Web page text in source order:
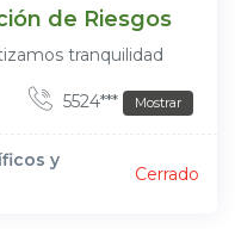
de Riesgos
tranquilidad
5524*** Mostrar
y
Cerrado